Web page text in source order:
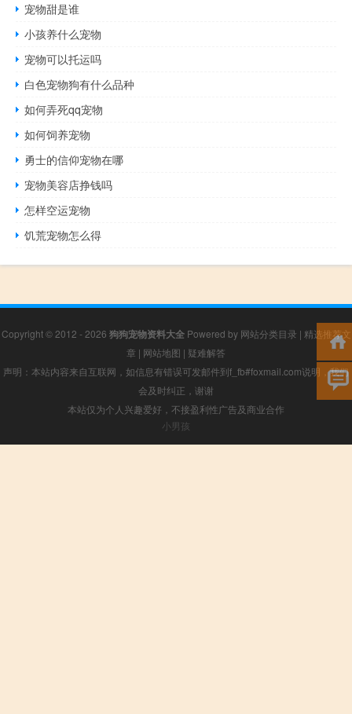
宠物甜是谁
小孩养什么宠物
宠物可以托运吗
白色宠物狗有什么品种
如何弄死qq宠物
如何饲养宠物
勇士的信仰宠物在哪
宠物美容店挣钱吗
怎样空运宠物
饥荒宠物怎么得
Copyright © 2012 - 2026 狗狗宠物资料大全Powered by 网站分类目录 | 精选推荐文
章 | 网站地图 | 疑难解答
声明：本站内容来自互联网，如信息有错误可发邮件到f_fb#foxmail.com说明，我们
会及时纠正，谢谢
本站仅为个人兴趣爱好，不接盈利性广告及商业合作
小男孩